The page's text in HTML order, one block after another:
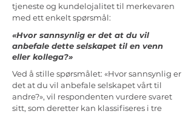
tjeneste og kundelojalitet til merkevaren
med ett enkelt spørsmål:
«Hvor sannsynlig er det at du vil
anbefale dette selskapet til en venn
eller kollega?»
Ved å stille spørsmålet: «Hvor sannsynlig er
det at du vil anbefale selskapet vårt til
andre?», vil respondenten vurdere svaret
sitt, som deretter kan klassifiseres i tre